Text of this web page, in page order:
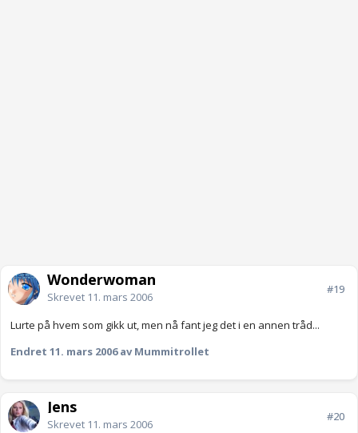
Wonderwoman
Skrevet 11. mars 2006
#19
Lurte på hvem som gikk ut, men nå fant jeg det i en annen tråd...
Endret 11. mars 2006av Mummitrollet
Jens
Skrevet 11. mars 2006
#20